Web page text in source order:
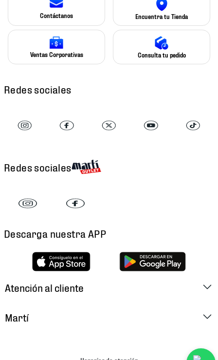
Contáctanos Encuentra tu Tienda
Ventas Corporativas Consulta tu pedido
Redes sociales
Redes sociales
Descarga nuestra APP
Atención al cliente
Martí